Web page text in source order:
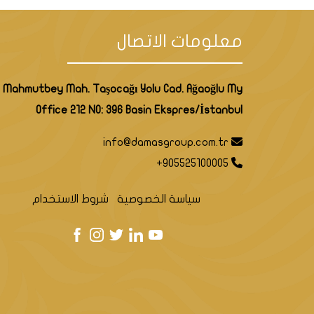
معلومات الاتصال
Mahmutbey Mah. Taşocağı Yolu Cad. Ağaoğlu My
Office 212 NO: 396 Basin Ekspres/İstanbul
info@damasgroup.com.tr
+905525100005
سياسة الخصوصية شروط الاستخدام